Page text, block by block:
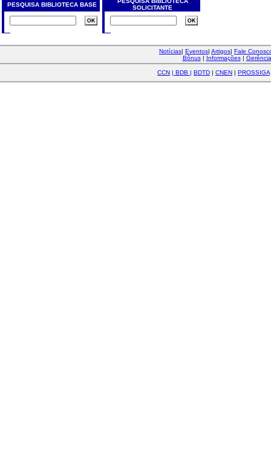
PESQUISA BIBLIOTECA BASE
SOLICITANTE
Notícias| Eventos| Artigos| Fale
Bônus| Informações| Gerência
CCN | BDB | BDTD | CNEN | PROSSIGA